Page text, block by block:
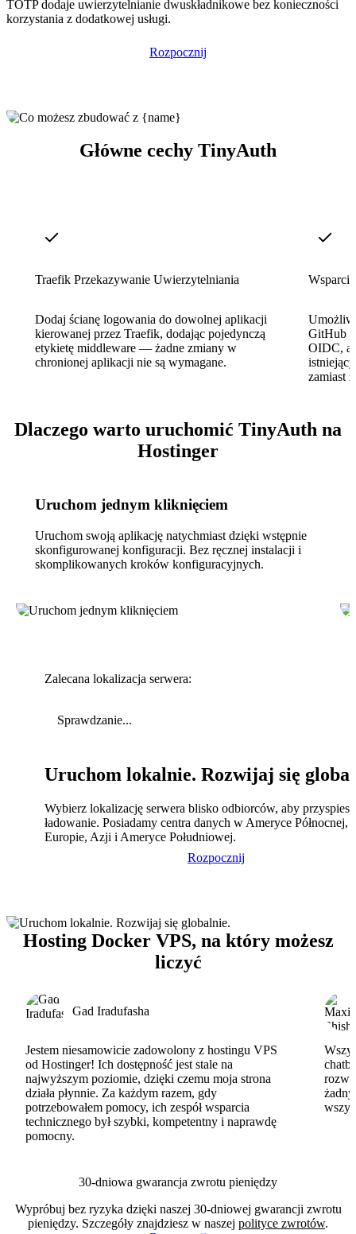
TOTP dodaje uwierzytelnianie dwuskładnikowe bez konieczności
korzystania z dodatkowej usługi.
Rozpocznij
Główne cechy TinyAuth
Traefik Przekazywanie Uwierzytelniania
Dodaj ścianę logowania do dowolnej aplikacji
kierowanej przez Traefik, dodając pojedynczą
etykietę middleware — żadne zmiany w
chronionej aplikacji nie są wymagane.
Umożliw
GitHub
OIDC,
zamiast
Dlaczego warto uruchomić TinyAuth na
Hostinger
Uruchom jednym kliknięciem
Uruchom swoją aplikację natychmiast dzięki wstępnie
skonfigurowanej konfiguracji. Bez ręcznej instalacji i
skomplikowanych kroków konfiguracyjnych.
Zalecana lokalizacja serwera:
Sprawdzanie...
Uruchom lokalnie. Rozwijaj się
Wybierz lokalizację serwera blisko odbiorców, aby
ładowanie. Posiadamy centra danych w Ameryce Północnej,
Europie, Azji i Ameryce Południowej.
Rozpocznij
Hosting Docker VPS, na który możesz
liczyć
Gad Iradufasha
Jestem niesamowicie zadowolony z hostingu VPS
od Hostinger! Ich dostępność jest stale na
najwyższym poziomie, dzięki czemu moja strona
działa płynnie. Za każdym razem, gdy
potrzebowałem pomocy, ich zespół wsparcia
technicznego był szybki, kompetentny i naprawdę
pomocny.
30-dniowa gwarancja zwrotu pieniędzy
Wypróbuj bez ryzyka dzięki naszej 30-dniowej gwarancji zwrotu
pieniędzy. Szczegóły znajdziesz w naszej polityce zwrotów.